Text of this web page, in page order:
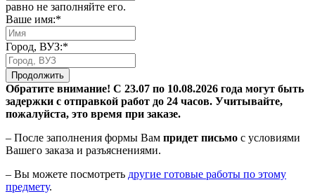
равно не заполняйте его.
Ваше имя:*
Город, ВУЗ:*
Продолжить
Обратите внимание! С 23.07 по 10.08.2026 года могут быть
задержки с отправкой работ до 24 часов. Учитывайте,
пожалуйста, это время при заказе.
– После заполнения формы Вам придет письмо с условиями
Вашего заказа и разъяснениями.
– Вы можете посмотреть другие готовые работы по этому
предмету.